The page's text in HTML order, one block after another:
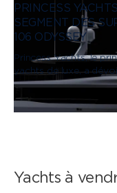
PRINCESS
SEGMENT DES
106 ODYSSEY
Princess Yachts, le
yachts de luxe, a
son retour dans la
Yachts à